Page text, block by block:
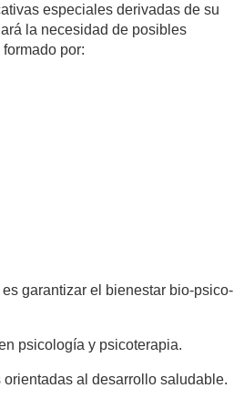
especiales derivadas de su
la necesidad de posibles
por:
garantizar el bienestar bio-psico-
psicología y psicoterapia.
al desarrollo saludable.